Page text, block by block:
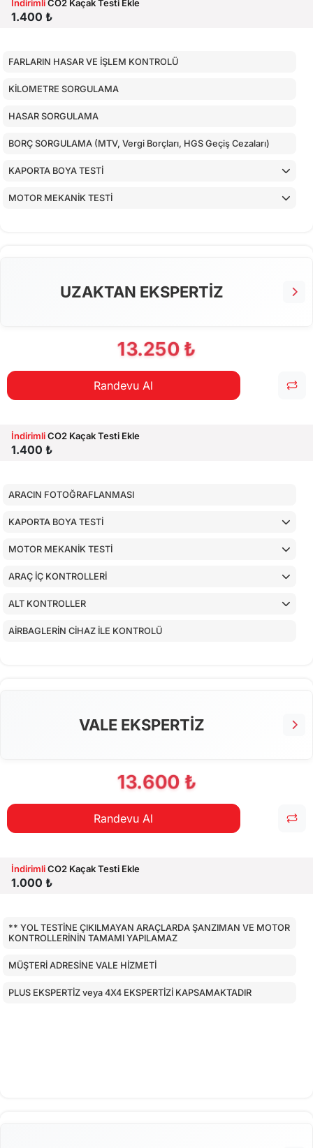
İndirimliCO2 Kaçak Testi Ekle
1.400 ₺
FARLARIN HASAR VE İŞLEM KONTROLÜ
KİLOMETRE SORGULAMA
HASAR SORGULAMA
BORÇ SORGULAMA (MTV, Vergi Borçları, HGS Geçiş Cezaları)
KAPORTA BOYA TESTİ
MOTOR MEKANİK TESTİ
UZAKTAN EKSPERTİZ
13.250 ₺
Randevu Al
İndirimliCO2 Kaçak Testi Ekle
1.400 ₺
ARACIN FOTOĞRAFLANMASI
KAPORTA BOYA TESTİ
MOTOR MEKANİK TESTİ
ARAÇ İÇ KONTROLLERİ
ALT KONTROLLER
AİRBAGLERİN CİHAZ İLE KONTROLÜ
VALE EKSPERTİZ
13.600 ₺
Randevu Al
İndirimliCO2 Kaçak Testi Ekle
1.000 ₺
** YOL TESTİNE ÇIKILMAYAN ARAÇLARDA ŞANZIMAN VE MOTOR
KONTROLLERİNİN TAMAMI YAPILAMAZ
MÜŞTERİ ADRESİNE VALE HİZMETİ
PLUS EKSPERTİZ veya 4X4 EKSPERTİZİ KAPSAMAKTADIR